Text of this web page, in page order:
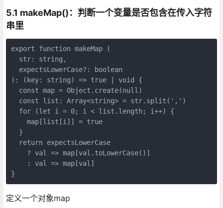
5.1 makeMap()：判断一个变量是否包含在传入字符
串里
export function makeMap (
  str: string,
  expectsLowerCase?: boolean
): (key: string) => true | void {
  const map = Object.create(null)
  const list: Array<string> = str.split(',')
  for (let i = 0; i < list.length; i++) {
    map[list[i]] = true
  }
  return expectsLowerCase
    ? val => map[val.toLowerCase()]
    : val => map[val]
}
定义一个对象map